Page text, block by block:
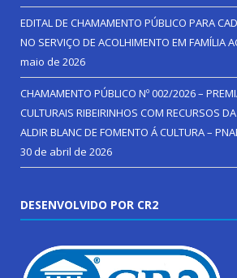
EDITAL DE CHAMAMENTO PÚBLICO PARA
NO SERVIÇO DE ACOLHIMENTO EM FAMÍLIA
maio de 2026
CHAMAMENTO PÚBLICO Nº 002/2026 –
CULTURAIS RIBEIRINHOS COM RECURSOS
ALDIR BLANC DE FOMENTO Á CULTURA –
30 de abril de 2026
DESENVOLVIDO POR CR2